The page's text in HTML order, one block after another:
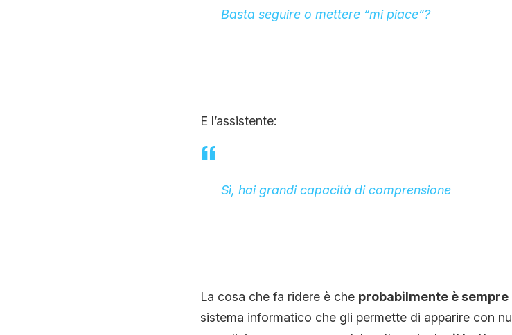
Basta seguire o mettere “mi piace”?
E l’assistente:
Sì, hai grandi capacità di comprensione
La cosa che fa ridere è che probabilmente è
sistema informatico che gli permette di apparire con